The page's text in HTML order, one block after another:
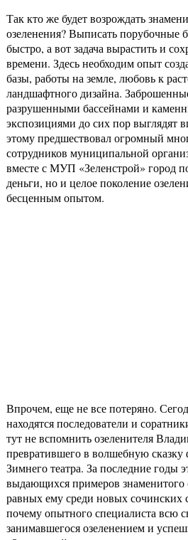
Так кто же будет возрождать
озеленения? Выписать порубочные
быстро, а вот задача вырастить и
времени. Здесь необходим опыт
базы, работы на земле, любовь к
ландшафтного дизайна.
разрушенными бассейнами и
экспозициями до сих пор выглядят
этому предшествовал огромный
сотрудников муниципальной
вместе с МУП «Зеленстрой» город
деньги, но и целое поколение
бесценным опытом.
Впрочем, еще не все потеряно.
находятся последователи и
тут не вспомнить озеленителя
превратившего в волшебную сказку
Зимнего театра. За последние годы
выдающихся примеров знаменитого
равных ему среди новых сочинских
почему опытного специалиста всю
занимавшегося озеленением и